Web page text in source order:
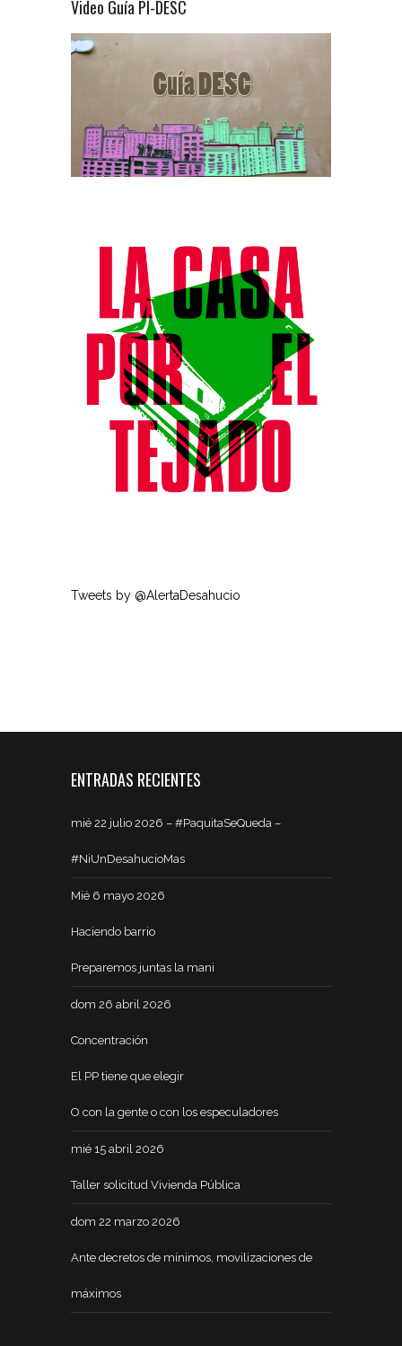
Video Guía PI-DESC
Tweets by @AlertaDesahucio
ENTRADAS RECIENTES
mié 22 julio 2026 – #PaquitaSeQueda –
#NiUnDesahucioMas
Mié 6 mayo 2026
Haciendo barrio
Preparemos juntas la mani
dom 26 abril 2026
Concentración
El PP tiene que elegir
O con la gente o con los especuladores
mié 15 abril 2026
Taller solicitud Vivienda Pública
dom 22 marzo 2026
Ante decretos de mínimos, movilizaciones de
máximos